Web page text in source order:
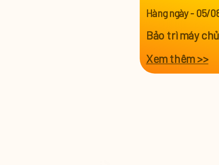
Hàng ngày- 05/
Bảo trì máy
Xem thêm >>